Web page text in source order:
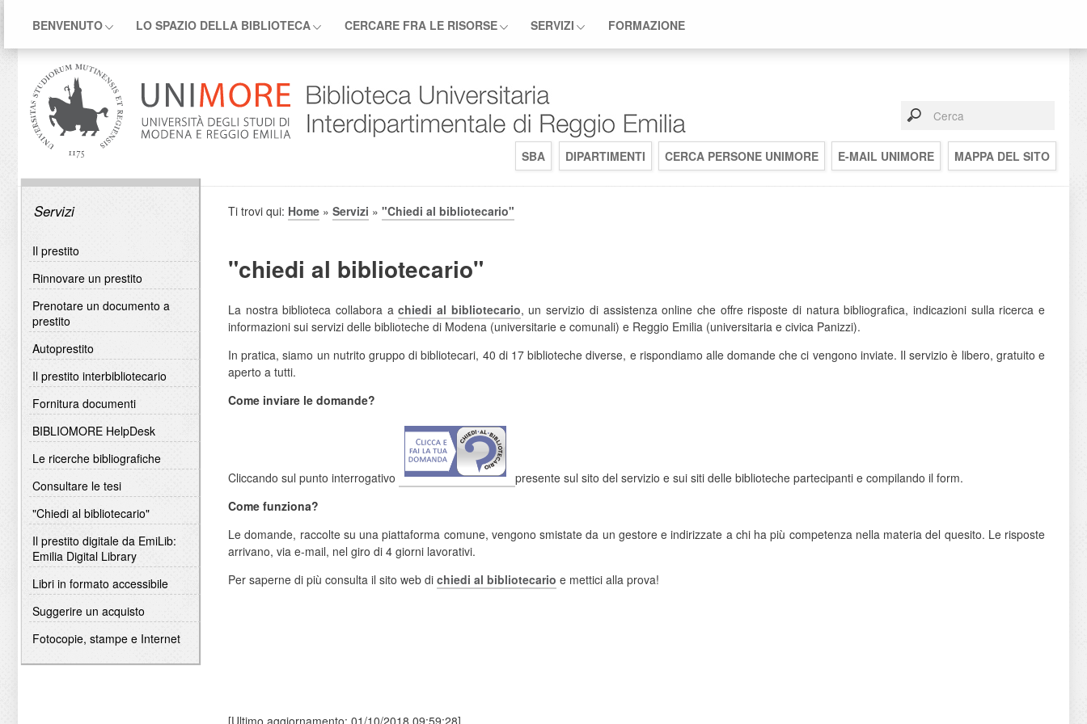
BENVENUTO LO SPAZIO DELLA BIBLIOTECA CERCARE FRA LE RISORSE SERVIZI FORMAZIONE
SBA DIPARTIMENTI CERCA PERSONE UNIMORE E-MAIL UNIMORE MAPPA DEL SITO
Servizi
Il prestito
Rinnovare un prestito
Prenotare un documento a
prestito
Autoprestito
Il prestito interbibliotecario
Fornitura documenti
BIBLIOMORE HelpDesk
Le ricerche bibliografiche
Consultare le tesi
"Chiedi al bibliotecario"
Il prestito digitale da EmiLib:
Emilia Digital Library
Libri in formato accessibile
Suggerire un acquisto
Fotocopie, stampe e Internet
Ti trovi qui: Home » Servizi » "Chiedi al bibliotecario"
"chiedi al bibliotecario"
La nostra biblioteca collabora achiedi al bibliotecario, un servizio di assistenza online che offre risposte di natura bibliografica, indicazioni sulla ricerca e
informazioni sui servizi delle biblioteche di Modena (universitarie e comunali) e Reggio Emilia (universitaria e civica Panizzi).
In pratica, siamo un nutrito gruppo di bibliotecari, 40 di 17 biblioteche diverse, e rispondiamo alle domande che ci vengono inviate. Il servizio è libero, gratuito e
aperto a tutti.
Come inviare le domande?
Cliccando sul punto interrogativo
presente sul sito del servizio e sui siti delle biblioteche partecipanti e compilando il form.
Come funziona?
Le domande, raccolte su una piattaforma comune, vengono smistate da un gestore e indirizzate a chi ha più competenza nella materia del quesito. Le risposte
arrivano, via e-mail, nel giro di 4 giorni lavorativi.
Per saperne di più consulta il sito web di chiedi al bibliotecario e mettici alla prova!
[Ultimo aggiornamento: 01/10/2018 09:59:28]